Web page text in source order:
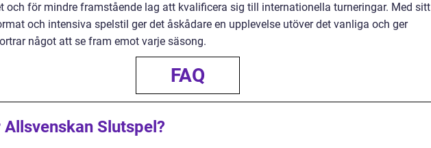
och för mindre framstående lag att kvalificera sig till internationella turneringar. Med sitt
och intensiva spelstil ger det åskådare en upplevelse utöver det vanliga och ger
något att se fram emot varje säsong.
FAQ
Allsvenskan Slutspel?